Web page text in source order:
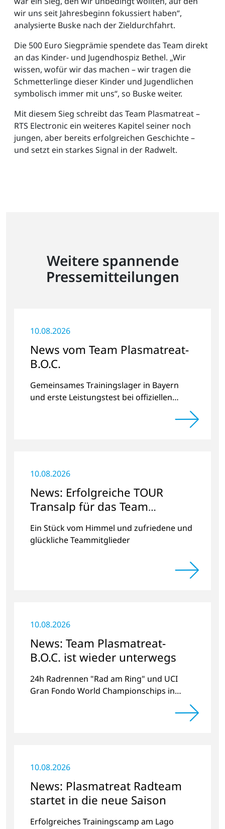
wir uns seit Jahresbeginn fokussiert haben“,
analysierte Buske nach der Zieldurchfahrt.
Die 500 Euro Siegprämie spendete das Team direkt
an das Kinder- und Jugendhospiz Bethel. „Wir
wissen, wofür wir das machen – wir tragen die
Schmetterlinge dieser Kinder und Jugendlichen
symbolisch immer mit uns“, so Buske weiter.
Mit diesem Sieg schreibt das Team Plasmatreat –
RTS Electronic ein weiteres Kapitel seiner noch
jungen, aber bereits erfolgreichen Geschichte –
und setzt ein starkes Signal in der Radwelt.
Weitere spannende
Pressemitteilungen
10.08.2026
News vom Team Plasmatreat-
B.O.C.
Gemeinsames Trainingslager in Bayern
und erste Leistungstest bei offiziellen
10.08.2026
News: Erfolgreiche TOUR
Transalp für das Team
Plasmatreat-BOC
Ein Stück vom Himmel und zufriedene und
glückliche Teammitglieder
10.08.2026
News: Team Plasmatreat-
B.O.C. ist wieder unterwegs
24h Radrennen "Rad am Ring" und UCI
Gran Fondo World Championschips in
10.08.2026
News: Plasmatreat Radteam
startet in die neue Saison
Erfolgreiches Trainingscamp am Lago